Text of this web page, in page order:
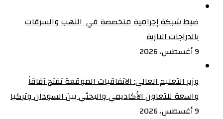
ضبط شبكة إجرامية متخصصة في النهب والسرقات
بالدراجات النارية‏
9 أغسطس، 2026
وزير التعليم العالي: الاتفاقيات الموقعة تفتح آفاقاً
واسعة للتعاون الأكاديمي والبحثي بين السودان وتركيا
9 أغسطس، 2026